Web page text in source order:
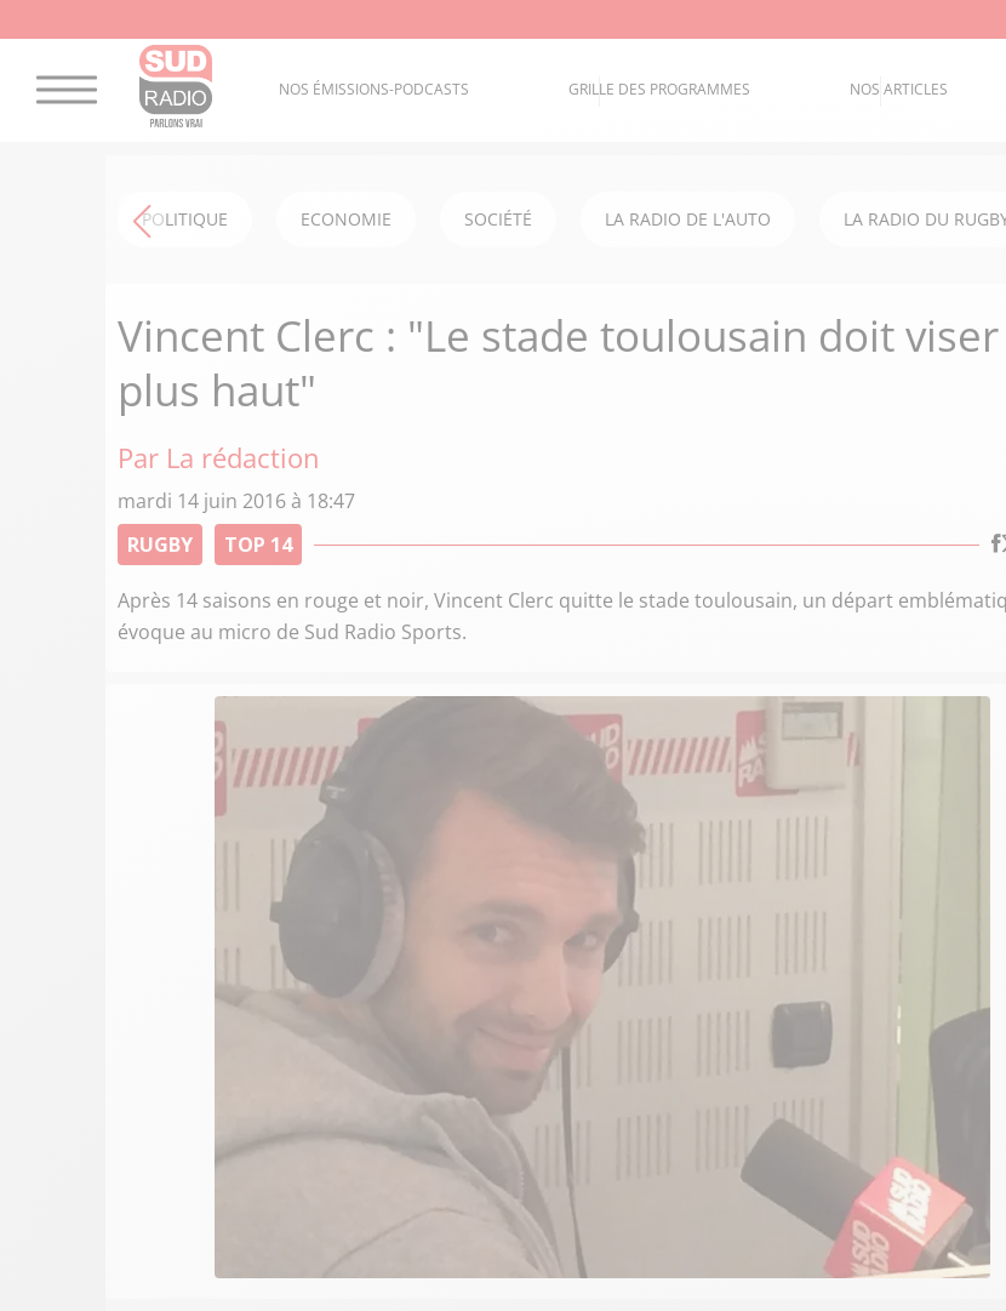
NOS ÉMISSIONS-PODCASTS GRILLE DES PROGRAMMES NOS ARTICLES
POLITIQUE ECONOMIE SOCIÉTÉ LA RADIO DE L'AUTO LA RADIO DU
Vincent Clerc : "Le stade toulousain doit viser
plus haut"
Par La rédaction
mardi 14 juin 2016 à 18:47
RUGBY
TOP 14
Après 14 saisons en rouge et noir, Vincent Clerc quitte le stade toulousain, un départ
évoque au micro de Sud Radio Sports.